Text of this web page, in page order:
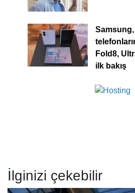
Fold8,
ilk bakış
İlginizi çekebilir